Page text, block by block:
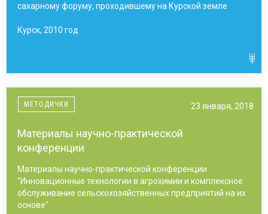
сахарному форуму, проходившему на Курской земле
Курск, 2010 год
МЕТОДИЧКИ 23 января, 2018
Материалы научно-практической
конференции
Материалы научно-практической конференции
"Инновационные технологии в агрохимии и комплексное
обслуживание сельскохозяйственных предприятий на их
основе"